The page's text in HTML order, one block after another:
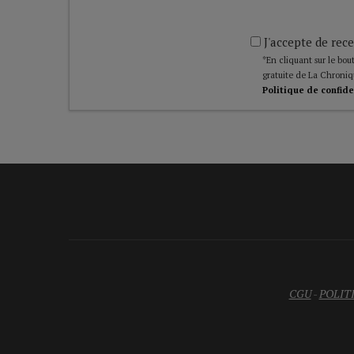
J'accepte de
*En cliquant sur le
gratuite de La
Politique de
CGU-